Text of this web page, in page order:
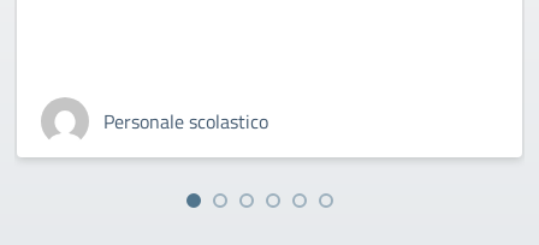
Personale scolastico